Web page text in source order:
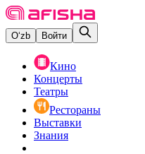
O‘zb Войти
Кино
Концерты
Театры
Рестораны
Выставки
Знания